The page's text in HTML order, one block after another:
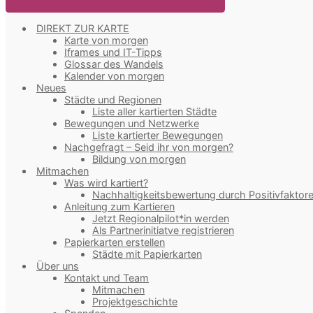
DIREKT ZUR KARTE
Karte von morgen
Iframes und IT-Tipps
Glossar des Wandels
Kalender von morgen
Neues
Städte und Regionen
Liste aller kartierten Städte
Bewegungen und Netzwerke
Liste kartierter Bewegungen
Nachgefragt – Seid ihr von morgen?
Bildung von morgen
Mitmachen
Was wird kartiert?
Nachhaltigkeitsbewertung durch
Anleitung zum Kartieren
Jetzt Regionalpilot*in werden
Als Partnerinitiatve registrieren
Papierkarten erstellen
Städte mit Papierkarten
Über uns
Kontakt und Team
Mitmachen
Projektgeschichte